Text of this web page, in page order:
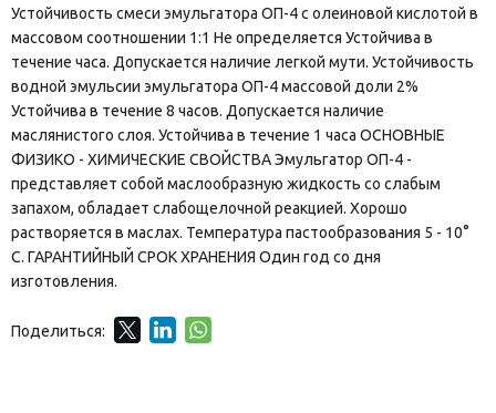
Устойчивость смеси эмульгатора ОП-4 с олеиновой кислотой в
массовом соотношении 1:1 Не определяется Устойчива в
течение часа. Допускается наличие легкой мути. Устойчивость
водной эмульсии эмульгатора ОП-4 массовой доли 2%
Устойчива в течение 8 часов. Допускается наличие
маслянистого слоя. Устойчива в течение 1 часа ОСНОВНЫЕ
ФИЗИКО - ХИМИЧЕСКИЕ СВОЙСТВА Эмульгатор ОП-4 -
представляет собой маслообразную жидкость со слабым
запахом, обладает слабощелочной реакцией. Хорошо
растворяется в маслах. Температура пастообразования 5 - 10°
С. ГАРАНТИЙНЫЙ СРОК ХРАНЕНИЯ Один год со дня
изготовления.
Поделиться: